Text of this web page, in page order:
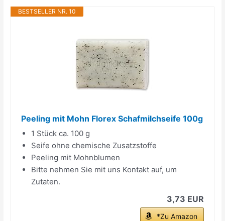
BESTSELLER NR. 10
Peeling mit Mohn Florex Schafmilchseife 100g
1 Stück ca. 100 g
Seife ohne chemische Zusatzstoffe
Peeling mit Mohnblumen
Bitte nehmen Sie mit uns Kontakt auf, um
Zutaten.
3,73 EUR
*Zu Amazon